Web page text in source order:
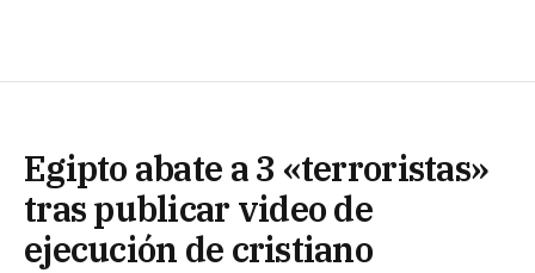
Egipto abate a 3 «terroristas»
tras publicar video de
ejecución de cristiano